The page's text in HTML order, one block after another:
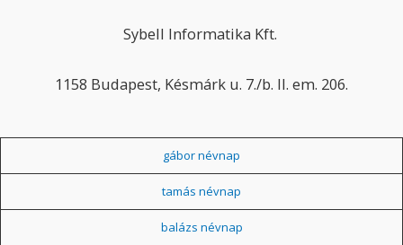
Sybell Informatika Kft.
1158 Budapest, Késmárk u. 7./b. II. em. 206.
gábor névnap
tamás névnap
balázs névnap